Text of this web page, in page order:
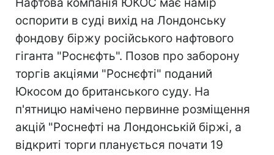
оспорити в суді вихід на Лондонську
фондову біржу російського нафтового
гіганта "Роснєфть". Позов про заборону
торгів акціями "Роснєфті" поданий
Юкосом до британського суду. На
п'ятницю намічено первинне розміщення
акцій "Роснефті на Лондонській біржі, а
відкриті торги планується почати 19